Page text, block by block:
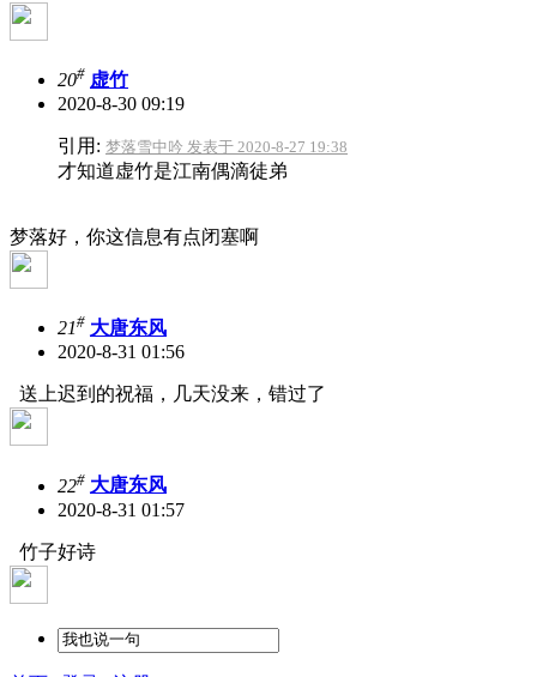
20# 虚竹
2020-8-30 09:19
引用: 梦落雪中吟 发表于 2020-8-27 19:38
才知道虚竹是江南偶滴徒弟
梦落好，你这信息有点闭塞啊
21# 大唐东风
2020-8-31 01:56
送上迟到的祝福，几天没来，错过了
22# 大唐东风
2020-8-31 01:57
竹子好诗